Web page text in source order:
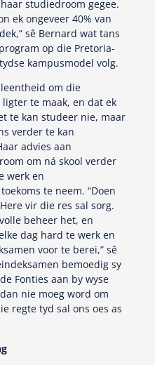
studiedroom gegee.
ek ongeveer 40% van
sê Bernard wat tans
op die Pretoria-
kampusmodel volg.
om die
te maak, en dat ek
te kan studeer nie, maar
verder te kan
advies aan
om ná skool verder
werk en
te neem. “Doen
vir die res sal sorg.
beheer het, en
dag hard te werk en
voor te berei,” sê
bemoedig sy
Fonties aan by wyse
nie moeg word om
regte tyd sal ons oes as